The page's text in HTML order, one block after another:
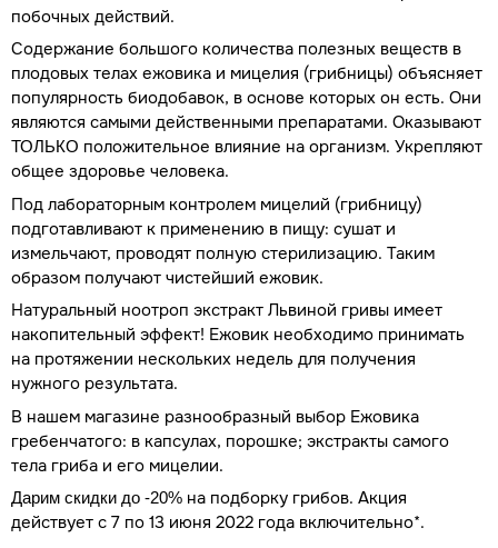
побочных действий.
Содержание большого количества полезных веществ в
плодовых телах ежовика и мицелия (грибницы) объясняет
популярность биодобавок, в основе которых он есть. Они
являются самыми действенными препаратами. Оказывают
ТОЛЬКО положительное влияние на организм. Укрепляют
общее здоровье человека.
Под лабораторным контролем мицелий (грибницу)
подготавливают к применению в пищу: сушат и
измельчают, проводят полную стерилизацию. Таким
образом получают чистейший ежовик.
Натуральный ноотроп экстракт Львиной гривы имеет
накопительный эффект! Ежовик необходимо принимать
на протяжении нескольких недель для получения
нужного результата.
В нашем магазине разнообразный выбор Ежовика
гребенчатого: в капсулах, порошке; экстракты самого
тела гриба и его мицелии.
Дарим скидки до -20% на подборку грибов. Акция
действует с 7 по 13 июня 2022 года включительно*.